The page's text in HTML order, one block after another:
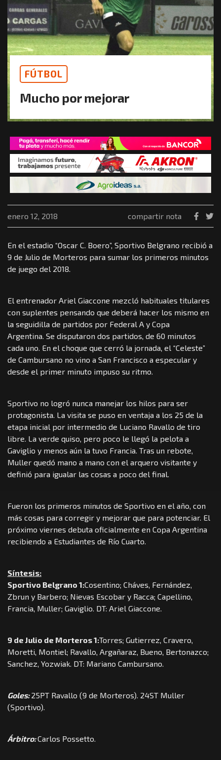
FÚTBOL
Mucho por mejorar
enero 12, 2018 compartir nota
En el estadio “Oscar C. Boero”, Sportivo Belgrano recibió a
9 de Julio de Morteros para sumar los primeros minutos
de juego del 2018.
El entrenador Ariel Giaccone mezcló habituales titulares
con suplentes pensando que deberá hacer los mismo en
la seguidilla de partidos por Federal A y Copa
Argentina. Se disputaron dos partidos, de 60 minutos
cada uno. En el choque que cerró la jornada, el “Celeste”
de Cambursano no vino a San Francisco a especular y
desde el primer minuto impuso su ritmo.
Sportivo no logró nunca manejar los hilos para ser
protagonista. La visita se puso en ventaja a los 25 de la
etapa inicial por intermedio de Luciano Ravallo de tiro
libre. La verde quiso, pero poco le llegó la pelota a
Gaviglio y menos aún la tuvo Francia. Tras un rebote,
Muller quedó mano a mano con el arquero visitante y
definió para igualar las cosas a poco del final.
Fueron los primeros minutos de Sportivo en el año, con
más cosas para corregir y mejorar que para potenciar. El
próximo viernes debuta oficialmente en Copa Argentina
recibiendo a Estudiantes de Río Cuarto.
Síntesis:
Sportivo Belgrano 1:Cosentino; Cháves, Fernández,
Zbrun y Barbero; Nievas Escobar y Racca; Capellino,
Francia, Muller; Gaviglio. DT: Ariel Giaccone.
9 de Julio de Morteros 1:Torres; Gutierrez, Cravero,
Moretti, Montiel; Ravallo, Argañaraz, Bueno, Bertonazco;
Sanchez, Yozwiak. DT: Mariano Cambursano.
Goles: 25PT Ravallo (9 de Morteros). 24ST Muller
(Sportivo).
Árbitro:Carlos Possetto.